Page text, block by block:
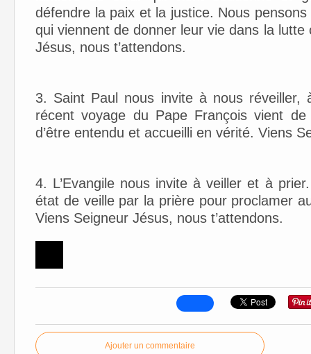
défendre la paix et la justice. Nous
qui viennent de donner leur vie dans la lutte
Jésus, nous t’attendons.
3. Saint Paul nous invite à nous réveiller,
récent voyage du Pape François vient
d’être entendu et accueilli en vérité. Viens
4. L’Evangile nous invite à veiller et à
état de veille par la prière pour proclamer
Viens Seigneur Jésus, nous t’attendons.
Ajouter un commentaire